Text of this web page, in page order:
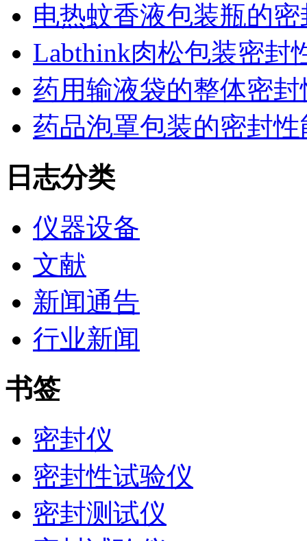
电热蚊香液包装瓶的
Labthink肉松包装密封
药用输液袋的整体密
药品泡罩包装的密封
日志分类
仪器设备
文献
新闻通告
行业新闻
书签
密封仪
密封性试验仪
密封测试仪